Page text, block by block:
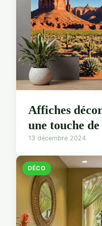
Affiches
une touche
13 décembre 2024
DÉCO